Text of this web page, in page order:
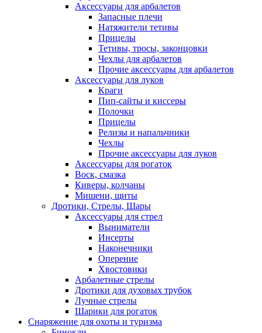
Аксессуары для арбалетов
Запасные плечи
Натяжители тетивы
Прицелы
Тетивы, тросы, законцовки
Чехлы для арбалетов
Прочие аксессуары для арбалетов
Аксессуары для луков
Краги
Пип-сайты и киссеры
Полочки
Прицелы
Релизы и напальчники
Чехлы
Прочие аксессуары для луков
Аксессуары для рогаток
Воск, смазка
Киверы, колчаны
Мишени, щиты
Дротики, Стрелы, Шары
Аксессуары для стрел
Выниматели
Инсерты
Наконечники
Оперение
Хвостовики
Арбалетные стрелы
Дротики для духовых трубок
Лучные стрелы
Шарики для рогаток
Снаряжение для охоты и туризма